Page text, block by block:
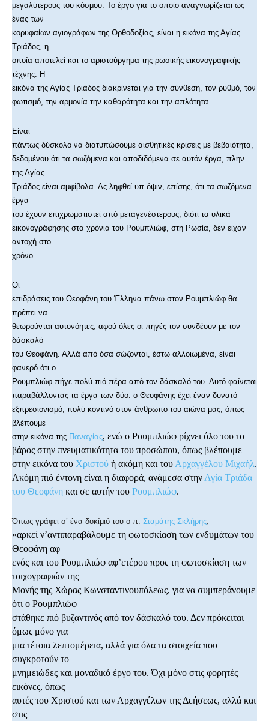
μεγαλύτερους του κόσμου. Το έργο για το οποίο αναγνωρίζεται ως
ένας των
κορυφαίων αγιογράφων της Ορθοδοξίας, είναι η εικόνα της Αγίας
Τριάδος, η
οποία αποτελεί και το αριστούργημα της ρωσικής εικονογραφικής
τέχνης. Η
εικόνα της Αγίας Τριάδος διακρίνεται για την σύνθεση, τον ρυθμό, τον
φωτισμό, την αρμονία την καθαρότητα και την απλότητα.
Είναι
πάντως δύσκολο να διατυπώσουμε αισθητικές κρίσεις με βεβαιότητα,
δεδομένου ότι τα σωζόμενα και αποδιδόμενα σε αυτόν έργα, πλην
της Αγίας
Τριάδος είναι αμφίβολα. Ας ληφθεί υπ όψιν, επίσης, ότι τα σωζόμενα
έργα
του έχουν επιχρωματιστεί από μεταγενέστερους, διότι τα υλικά
εικονογράφησης στα χρόνια του Ρουμπλιώφ, στη Ρωσία, δεν είχαν
αντοχή στο
χρόνο.
Οι
επιδράσεις του Θεοφάνη του Έλληνα πάνω στον Ρουμπλιώφ θα
πρέπει να
θεωρούνται αυτονόητες, αφού όλες οι πηγές τον συνδέουν με τον
δάσκαλό
του Θεοφάνη. Αλλά από όσα σώζονται, έστω αλλοιωμένα, είναι
φανερό ότι ο
Ρουμπλιώφ πήγε πολύ πιό πέρα από τον δάσκαλό του. Αυτό φαίνεται
παραβάλλοντας τα έργα των δύο: ο Θεοφάνης έχει έναν δυνατό
εξπρεσιονισμό, πολύ κοντινό στον άνθρωπο του αιώνα μας, όπως
βλέπουμε
στην εικόνα της Παναγίας, ενώ ο Ρουμπλιώφ ρίχνει όλο του το
βάρος στην πνευματικότητα του προσώπου, όπως βλέπουμε
στην εικόνα του Χριστού ή ακόμη και του Αρχαγγέλου Μιχαήλ.
Ακόμη πιό έντονη είναι η διαφορά, ανάμεσα στην Αγία Τριάδα
του Θεοφάνη και σε αυτήν του Ρουμπλιώφ.
Όπως γράφει σ’ ένα δοκίμιό του ο π. Σταμάτης Σκλήρης,
«αρκεί ν’αντιπαραβάλουμε τη φωτοσκίαση των ενδυμάτων του
Θεοφάνη αφ
ενός και του Ρουμπλιώφ αφ’ετέρου προς τη φωτοσκίαση των
τοιχογραφιών της
Μονής της Χώρας Κωνσταντινουπόλεως, για να συμπεράνουμε
ότι ο Ρουμπλιώφ
στάθηκε πιό βυζαντινός από τον δάσκαλό του. Δεν πρόκειται
όμως μόνο για
μια τέτοια λεπτομέρεια, αλλά για όλα τα στοιχεία που
συγκροτούν το
μνημειώδες και μοναδικό έργο του. Όχι μόνο στις φορητές
εικόνες, όπως
αυτές του Χριστού και των Αρχαγγέλων της Δεήσεως, αλλά και
στις